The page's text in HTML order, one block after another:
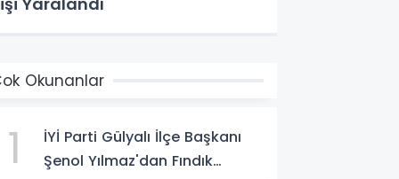
Okunanlar
1
İYİ Parti Gülyalı İlçe Başkanı
Şenol Yılmaz'dan Fındık